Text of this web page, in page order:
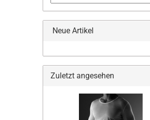
Neue Artikel
Zuletzt angesehen